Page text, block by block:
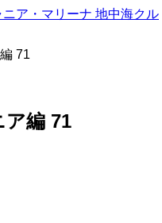
ア・マリーナ 地中海クル
71
ア編 71